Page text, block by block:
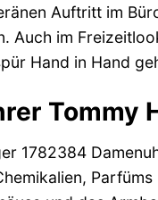
Auftritt im
Auch im
Hand in Hand
Tommy
1782384